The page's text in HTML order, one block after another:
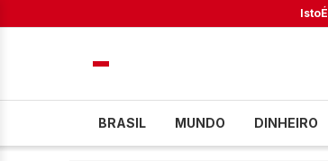
IstoÉ
BRASIL MUNDO DINHEIRO